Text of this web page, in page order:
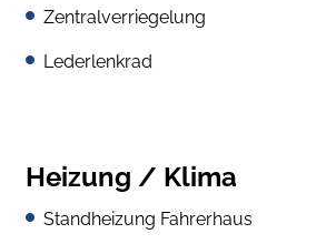
Zentralverriegelung
Lederlenkrad
Heizung / Klima
Standheizung Fahrerhaus